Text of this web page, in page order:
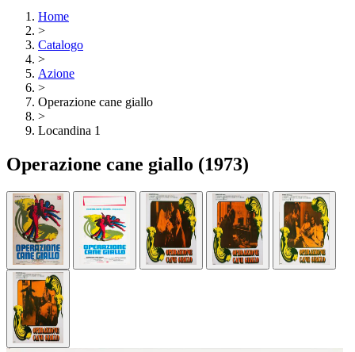
Home
>
Catalogo
>
Azione
>
Operazione cane giallo
>
Locandina 1
Operazione cane giallo (1973)